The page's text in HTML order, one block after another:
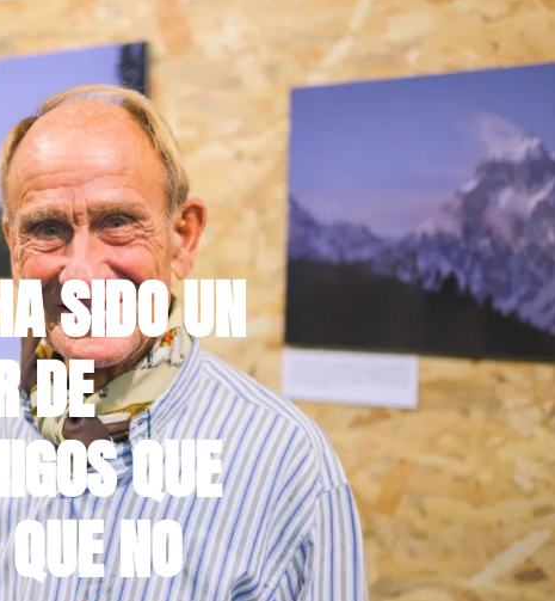
SIDO UN
DE
QUE
NO